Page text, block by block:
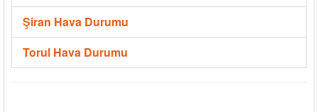
Şiran Hava Durumu
Torul Hava Durumu